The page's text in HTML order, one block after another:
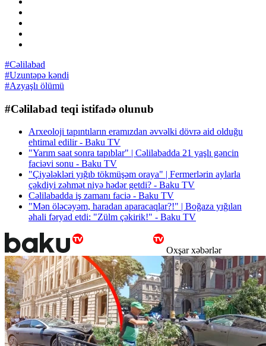
#Cəlilabad
#Uzuntəpə kəndi
#Azyaşlı ölümü
#Cəlilabad teqi istifadə olunub
Arxeoloji tapıntıların eramızdan əvvəlki dövrə aid olduğu
ehtimal edilir - Baku TV
"Yarım saat sonra tapıblar" | Cəlilabadda 21 yaşlı gəncin
faciəvi sonu - Baku TV
"Çiyələkləri yığıb tökmüşəm oraya" | Fermerlərin aylarla
çəkdiyi zəhmət niyə hədər getdi? - Baku TV
Cəlilabadda iş zamanı faciə - Baku TV
"Mən öləcəyəm, haradan aparacaqlar?!" | Boğaza yığılan
əhali fəryad etdi: "Zülm çəkirik!" - Baku TV
Oxşar xəbərlər